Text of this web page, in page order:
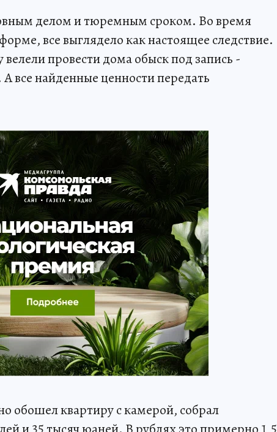
делом и тюремным сроком. Во время
все выглядело как настоящее следствие.
провести дома обыск под запись -
все найденные ценности передать
обошел квартиру с камерой, собрал